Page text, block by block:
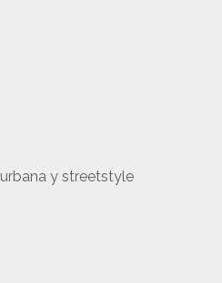
y streetstyle